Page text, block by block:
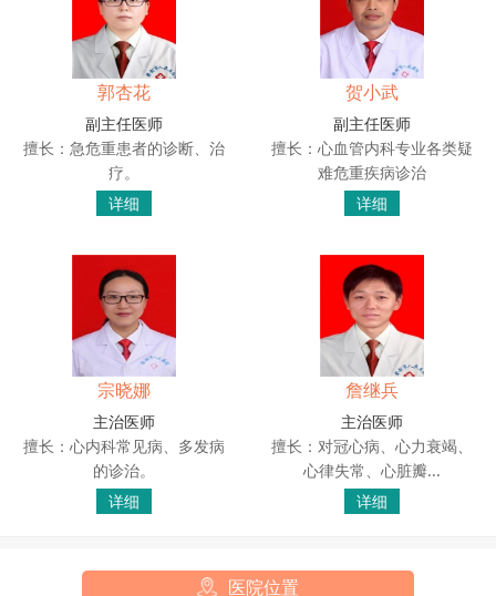
郭杏花
副主任医师
擅长：急危重患者的诊断、治
疗。
详细
贺小武
副主任医师
擅长：心血管内科专业各类疑
难危重疾病诊治
详细
​宗晓娜
主治医师
擅长：心内科常见病、多发病
的诊治。
详细
詹继兵
主治医师
擅长：对冠心病、心力衰竭、
心律失常、心脏瓣...
详细
医院位置